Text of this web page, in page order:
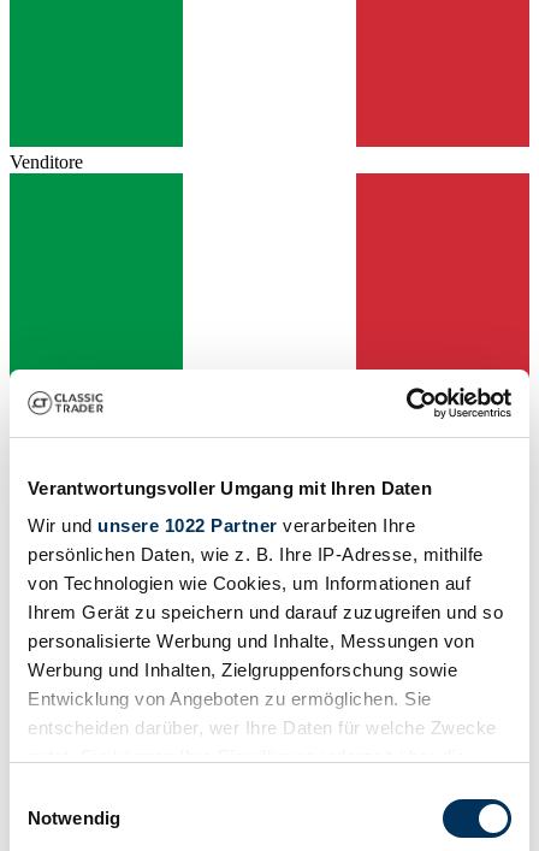
Verantwortungsvoller Umgang mit Ihren Daten
Wir und unsere 1022 Partner verarbeiten Ihre
persönlichen Daten, wie z. B. Ihre IP-Adresse, mithilfe
von Technologien wie Cookies, um Informationen auf
Ihrem Gerät zu speichern und darauf zuzugreifen und so
personalisierte Werbung und Inhalte, Messungen von
Werbung und Inhalten, Zielgruppenforschung sowie
Entwicklung von Angeboten zu ermöglichen. Sie
entscheiden darüber, wer Ihre Daten für welche Zwecke
Trigger Symbol ändern oder widerrufen
Notwendig
Venditore
Venditore
L'inserzione è scaduta